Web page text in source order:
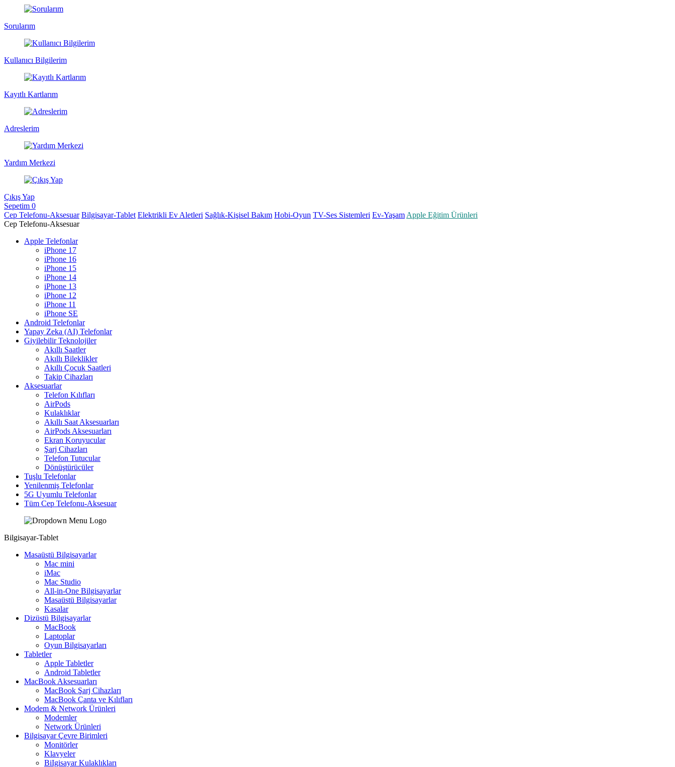
Sorularım
Kullanıcı Bilgilerim
Kayıtlı Kartlarım
Adreslerim
Yardım Merkezi
Çıkış Yap
Sepetim 0
Cep Telefonu-Aksesuar Bilgisayar-Tablet Elektrikli Ev Aletleri Sağlık-Kişisel Bakım Hobi-Oyun TV-Ses Sistemleri Ev-Yaşam Apple Eğitim Ürünleri
Cep Telefonu-Aksesuar
Apple Telefonlar
iPhone 17
iPhone 16
iPhone 15
iPhone 14
iPhone 13
iPhone 12
iPhone 11
iPhone SE
Android Telefonlar
Yapay Zeka (AI) Telefonlar
Giyilebilir Teknolojiler
Akıllı Saatler
Akıllı Bileklikler
Akıllı Çocuk Saatleri
Takip Cihazları
Aksesuarlar
Telefon Kılıfları
AirPods
Kulaklıklar
Akıllı Saat Aksesuarları
AirPods Aksesuarları
Ekran Koruyucular
Şarj Cihazları
Telefon Tutucular
Dönüştürücüler
Tuşlu Telefonlar
Yenilenmiş Telefonlar
5G Uyumlu Telefonlar
Tüm Cep Telefonu-Aksesuar
Bilgisayar-Tablet
Masaüstü Bilgisayarlar
Mac mini
iMac
Mac Studio
All-in-One Bilgisayarlar
Masaüstü Bilgisayarlar
Kasalar
Dizüstü Bilgisayarlar
MacBook
Laptoplar
Oyun Bilgisayarları
Tabletler
Apple Tabletler
Android Tabletler
MacBook Aksesuarları
MacBook Şarj Cihazları
MacBook Çanta ve Kılıfları
Modem & Network Ürünleri
Modemler
Network Ürünleri
Bilgisayar Çevre Birimleri
Monitörler
Klavyeler
BiIgisayar Kulaklıkları